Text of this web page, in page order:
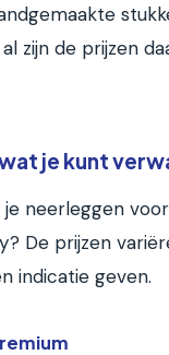
zijn de prijzen
je kunt
neerleggen
De prijzen
indicatie geven.